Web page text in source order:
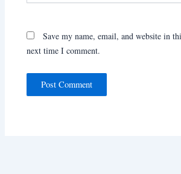
Save my name, email, and website in
next time I comment.